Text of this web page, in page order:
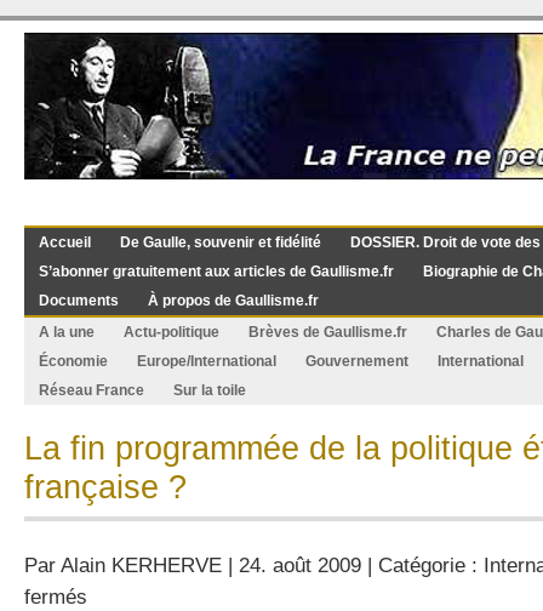
Accueil De Gaulle, souvenir et fidélité
DOSSIER. Droit de vote
S’abonner gratuitement aux articles de Gaullisme.fr
Biographie de
Documents
À propos de Gaullisme.fr
A la une
Actu-politique Brèves de Gaullisme.fr
Charles de
Économie
Europe/International Gouvernement
International
Réseau France
Sur la toile
La fin programmée de la politique
française ?
Par Alain KERHERVE | 24. août 2009 | Catégorie :
fermés